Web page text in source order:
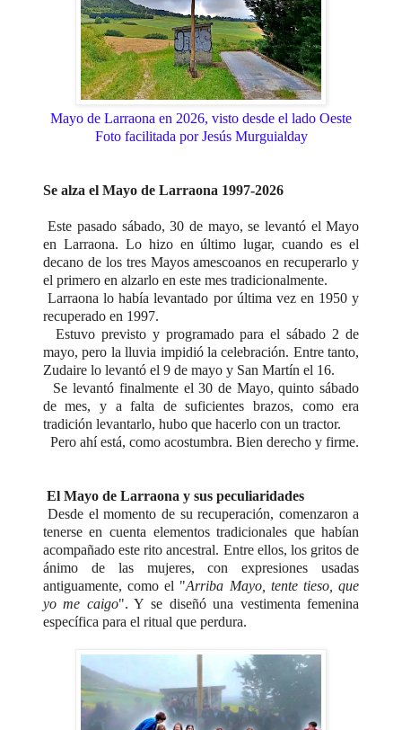
Mayo de Larraona en 2026, visto desde el lado Oeste
Foto facilitada por Jesús Murguialday
Se alza el Mayo de Larraona 1997-2026
Este pasado sábado, 30 de mayo, se levantó el Mayo
en Larraona. Lo hizo en último lugar, cuando es el
decano de los tres Mayos amescoanos en recuperarlo y
el primero en alzarlo en este mes tradicionalmente.
Larraona lo había levantado por última vez en 1950 y
recuperado en 1997.
Estuvo previsto y programado para el sábado 2 de
mayo, pero la lluvia impidió la celebración. Entre tanto,
Zudaire lo levantó el 9 de mayo y San Martín el 16.
Se levantó finalmente el 30 de Mayo, quinto sábado
de mes, y a falta de suficientes brazos, como era
tradición levantarlo, hubo que hacerlo con un tractor.
Pero ahí está, como acostumbra. Bien derecho y firme.
El Mayo de Larraona y sus peculiaridades
Desde el momento de su recuperación, comenzaron a
tenerse en cuenta elementos tradicionales que habían
acompañado este rito ancestral. Entre ellos, los gritos de
ánimo de las mujeres, con expresiones usadas
antiguamente, como el "Arriba Mayo, tente tieso, que
yo me caigo". Y se diseñó una vestimenta femenina
específica para el ritual que perdura.